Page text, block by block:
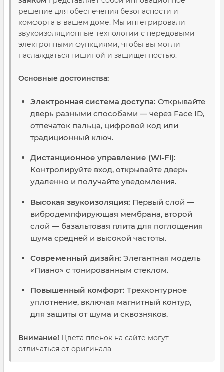
решение для обеспечения безопасности и
комфорта в вашем доме. Мы интегрировали
звукоизоляционные технологии с передовыми
электронными функциями, чтобы вы могли
наслаждаться тишиной и защищенностью.
Основные достоинства:
Электронная система доступа: Открывайте
дверь разными способами — через Face ID,
отпечаток пальца, цифровой код или
традиционный ключ.
Дистанционное управление (Wi-Fi):
Контролируйте вход, открывайте дверь
удаленно и получайте уведомления.
Высокая звукоизоляция: Первый слой —
вибродемпфирующая мембрана, второй
слой — базальтовая плита для поглощения
шума средней и высокой частоты.
Современный дизайн: Элегантная модель
«Пиано» с тонированным стеклом.
Повышенный комфорт: Трехконтурное
уплотнение, включая магнитный контур,
для защиты от шума и сквозняков.
Внимание! Цвета пленок на сайте могут
отличаться от оригинала